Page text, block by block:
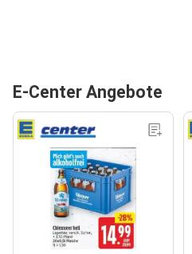
E-Center Angebote